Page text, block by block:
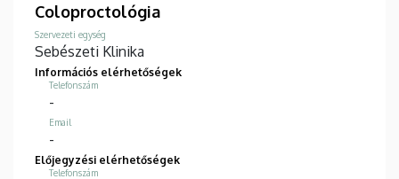
Coloproctológia
Szervezeti egység
Sebészeti Klinika
Információs elérhetőségek
Telefonszám
-
Email
-
Előjegyzési elérhetőségek
Telefonszám